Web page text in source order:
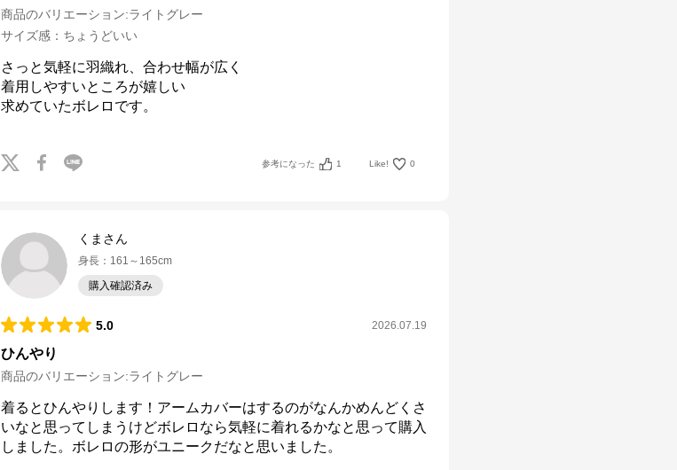
商品のバリエーション:ライトグレー
サイズ感 ： ちょうどいい
さっと気軽に羽織れ、合わせ幅が広く
着用しやすいところが嬉しい
求めていたボレロです。
参考になった 1 Like! 0
くまさん
身長 ： 161～165cm
購入確認済み
5.0 2026.07.19
ひんやり
商品のバリエーション:ライトグレー
着るとひんやりします！アームカバーはするのがなんかめんどくさ
いなと思ってしまうけどボレロなら気軽に着れるかなと思って購入
しました。ボレロの形がユニークだなと思いました。